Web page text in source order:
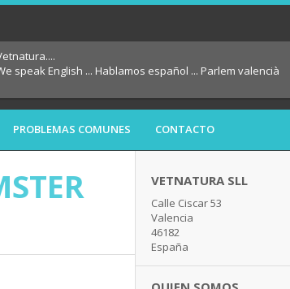
PROBLEMAS COMUNES CONTACTO
speak English ... Hablamos español ... Parlem valencià
VETNATURA SLL
Calle Ciscar 53
Valencia
46182
España